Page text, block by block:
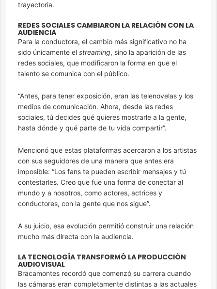
trayectoria.
REDES SOCIALES CAMBIARON LA RELACIÓN CON LA
AUDIENCIA
Para la conductora, el cambio más significativo no ha
sido únicamente el streaming, sino la aparición de las
redes sociales, que modificaron la forma en que el
talento se comunica con el público.
“Antes, para tener exposición, eran las telenovelas y los
medios de comunicación. Ahora, desde las redes
sociales, tú decides qué quieres mostrarle a la gente,
hasta dónde y qué parte de tu vida compartir”.
Mencionó que estas plataformas acercaron a los artistas
con sus seguidores de una manera que antes era
imposible: “Los fans te pueden escribir mensajes y tú
contestarles. Creo que fue una forma de conectar al
mundo y a nosotros, como actores, actrices y
conductores, con la gente que nos sigue”.
A su juicio, esa evolución permitió construir una relación
mucho más directa con la audiencia.
LA TECNOLOGÍA TRANSFORMÓ LA PRODUCCIÓN
AUDIOVISUAL
Bracamontes recordó que comenzó su carrera cuando
las cámaras eran completamente distintas a las actuales